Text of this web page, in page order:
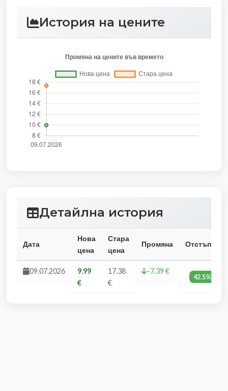
История на цените
Детайлна история
Дата
Нова
цена
Стара
цена
Промяна Отстъпка
09.07.2026
9.99
€
17.38
€
-7.39 €
42.5%